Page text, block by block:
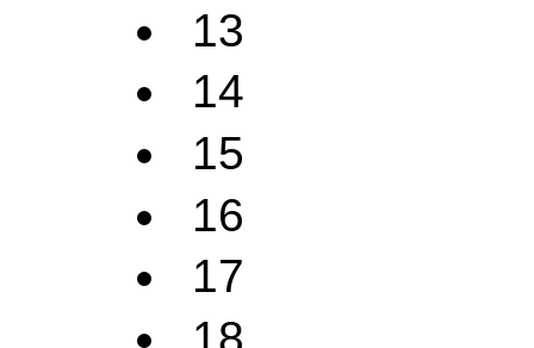
13
14
15
16
17
18